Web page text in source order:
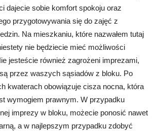
dajecie sobie komfort spokoju oraz
przygotowywania się do zajęć z
Na mieszkaniu, które nazwałem tutaj
nie będziecie mieć możliwości
jesteście również zagrożeni imprezami,
przez waszych sąsiadów z bloku. Po
kwaterach obowiązuje cisza nocna, która
wymogiem prawnym. W przypadku
imprezy w bloku, możecie ponosić nawet
a w najlepszym przypadku zdobyć